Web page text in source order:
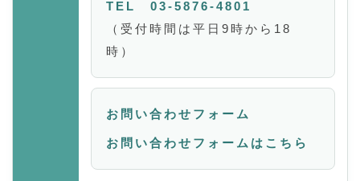
TEL 03-5876-4801
（受付時間は平日9時から18
時）
お問い合わせフォーム
お問い合わせフォームはこちら